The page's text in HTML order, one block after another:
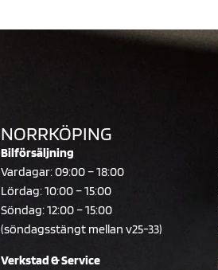
NORRKÖPING
Bilförsäljning
Vardagar: 09:00 – 18:00
Lördag: 10:00 – 15:00
Söndag: 12:00 – 15:00
(söndagsstängt mellan v25-33)
Verkstad & Service